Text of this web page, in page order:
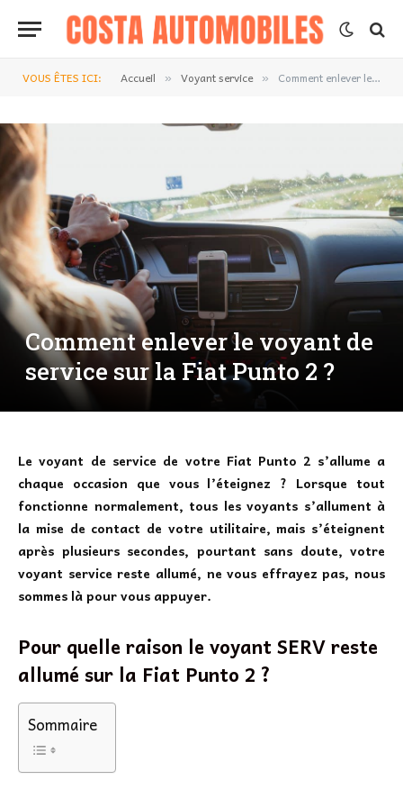
VOUS ÊTES ICI: Accueil » Voyant service » Comment enlever le voyant de service sur la Fiat Punto 2 ?
Comment enlever le voyant de
service sur la Fiat Punto 2 ?
Le voyant de service de votre Fiat Punto 2 s’allume a
chaque occasion que vous l’éteignez ? Lorsque tout
fonctionne normalement, tous les voyants s’allument à
la mise de contact de votre utilitaire, mais s’éteignent
après plusieurs secondes, pourtant sans doute, votre
voyant service reste allumé, ne vous effrayez pas, nous
sommes là pour vous appuyer.
Pour quelle raison le voyant SERV reste
allumé sur la Fiat Punto 2 ?
Sommaire